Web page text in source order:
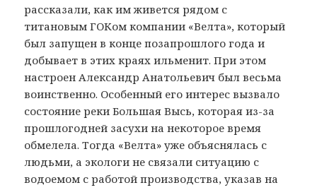
рассказали, как им живется рядом с
титановым ГОКом компании «Велта», который
был запущен в конце позапрошлого года и
добывает в этих краях ильменит. При этом
настроен Александр Анатольевич был весьма
воинственно. Особенный его интерес вызвало
состояние реки Большая Высь, которая из-за
прошлогодней засухи на некоторое время
обмелела. Тогда «Велта» уже объяснялась с
людьми, а экологи не связали ситуацию с
водоемом с работой производства, указав на